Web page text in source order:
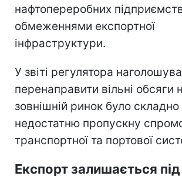
нафтопереробних
обмеженнями експортної
інфраструктури.
У звіті регулятора
перенаправити вільні обсяги
зовнішній ринок було
недостатню пропускну
транспортної та портової
Експорт залишається